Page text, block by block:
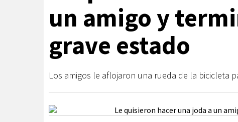
un amigo y
grave estado
Los amigos le aflojaron una rueda de la bicicleta